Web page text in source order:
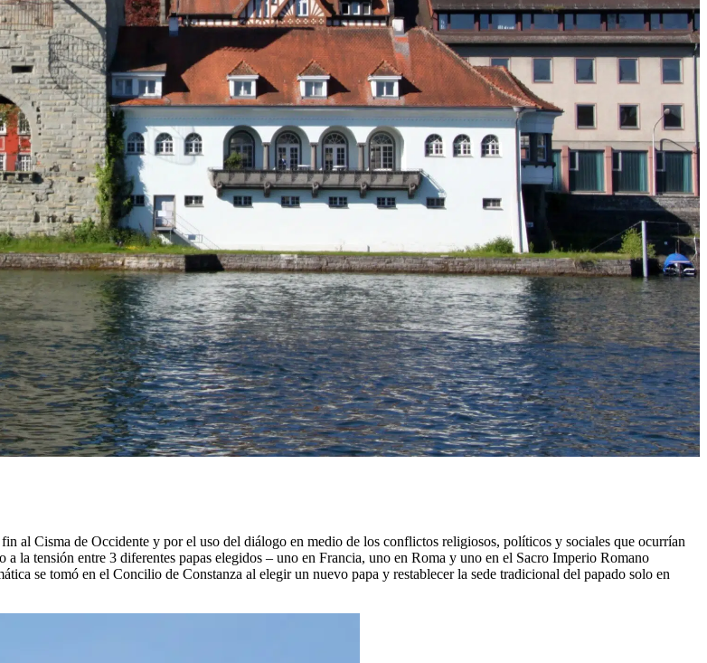
al Cisma de Occidente y por el uso del diálogo en medio de los conflictos religiosos, políticos y sociales que ocurrían
la tensión entre 3 diferentes papas elegidos – uno en Francia, uno en Roma y uno en el Sacro Imperio Romano
se tomó en el Concilio de Constanza al elegir un nuevo papa y restablecer la sede tradicional del papado solo en